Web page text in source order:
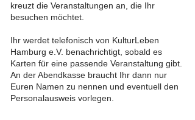
kreuzt die Veranstaltungen an, die Ihr
besuchen möchtet.
Ihr werdet telefonisch von KulturLeben
Hamburg e.V. benachrichtigt, sobald es
Karten für eine passende Veranstaltung gibt.
An der Abendkasse braucht Ihr dann nur
Euren Namen zu nennen und eventuell den
Personalausweis vorlegen.